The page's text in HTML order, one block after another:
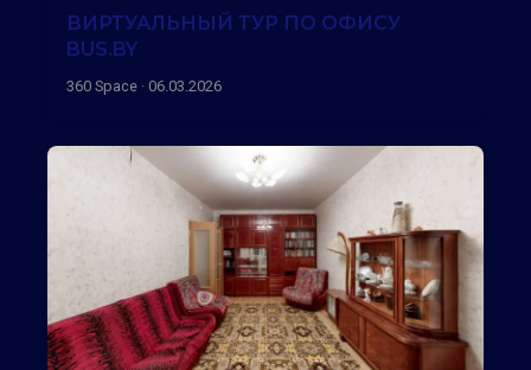
ВИРТУАЛЬНЫЙ ТУР ПО ОФИСУ
BUS.BY
360 Space · 06.03.2026